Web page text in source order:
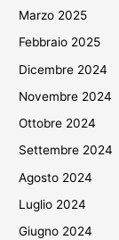
Marzo 2025
Febbraio 2025
Dicembre 2024
Novembre 2024
Ottobre 2024
Settembre 2024
Agosto 2024
Luglio 2024
Giugno 2024